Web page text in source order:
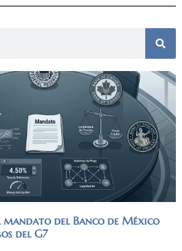
del Banco de México
del G7